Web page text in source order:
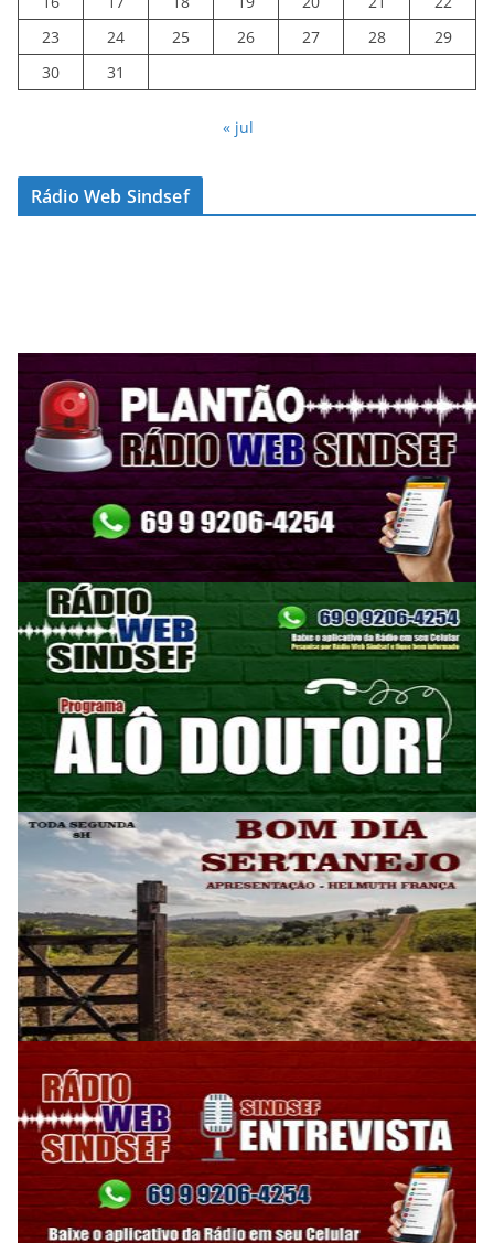
23
24 25 26 27 28
29
30
31
« jul
Rádio Web Sindsef